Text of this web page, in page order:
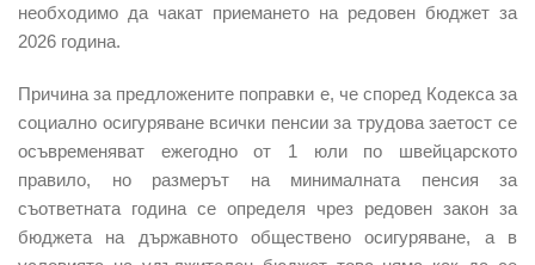
необходимо да чакат приемането на редовен бюджет за
2026 година.
Причина за предложените поправки е, че според Кодекса за
социално осигуряване всички пенсии за трудова заетост се
осъвременяват ежегодно от 1 юли по швейцарското
правило, но размерът на минималната пенсия за
съответната година се определя чрез редовен закон за
бюджета на държавното обществено осигуряване, а в